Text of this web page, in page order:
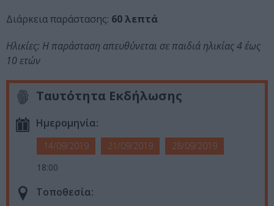
Διάρκεια παράστασης: 60 λεπτά
Ηλικίες: Η παράσταση απευθύνεται σε παιδιά ηλικίας 4 έως
10 ετών
Ταυτότητα Εκδήλωσης
Ημερομηνία:
14/09/2019 21/09/2019
28/09/2019
18:00
Τοποθεσία: